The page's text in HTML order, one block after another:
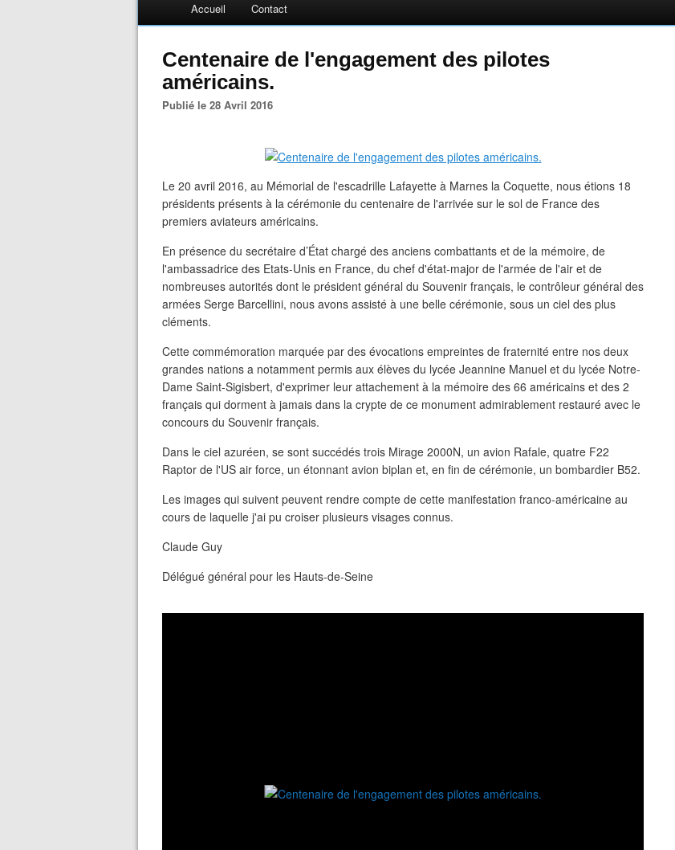
Accueil Contact
Centenaire de l'engagement des pilotes
américains.
Publié le 28 Avril 2016
Le 20 avril 2016, au Mémorial de l'escadrille Lafayette à Marnes la Coquette, nous étions 18
présidents présents à la cérémonie du centenaire de l'arrivée sur le sol de France des
premiers aviateurs américains.
En présence du secrétaire d’État chargé des anciens combattants et de la mémoire, de
l'ambassadrice des Etats-Unis en France, du chef d'état-major de l'armée de l'air et de
nombreuses autorités dont le président général du Souvenir français, le contrôleur général des
armées Serge Barcellini, nous avons assisté à une belle cérémonie, sous un ciel des plus
cléments.
Cette commémoration marquée par des évocations empreintes de fraternité entre nos deux
grandes nations a notamment permis aux élèves du lycée Jeannine Manuel et du lycée Notre-
Dame Saint-Sigisbert, d'exprimer leur attachement à la mémoire des 66 américains et des 2
français qui dorment à jamais dans la crypte de ce monument admirablement restauré avec le
concours du Souvenir français.
Dans le ciel azuréen, se sont succédés trois Mirage 2000N, un avion Rafale, quatre F22
Raptor de l'US air force, un étonnant avion biplan et, en fin de cérémonie, un bombardier B52.
Les images qui suivent peuvent rendre compte de cette manifestation franco-américaine au
cours de laquelle j'ai pu croiser plusieurs visages connus.
Claude Guy
Délégué général pour les Hauts-de-Seine